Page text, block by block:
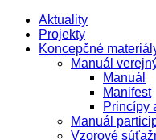
Aktuality
Projekty
Koncepčné
Manuál
Manuál
Manifest
Princípy
Manuál
Vzorové